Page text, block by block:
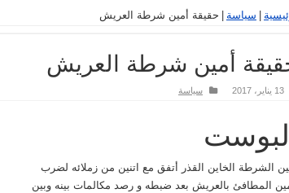
سياسة حقيقة أمين شرطة العريش
أمين شرطة العريش
13 يناير، 2017 سياسة
البوست
الشرطة الخاين القذر أتفق مع اتنين من زملائه لضرب
المطافئ بالعريش بعد ضبطه و رصد مكالمات بينه وبين